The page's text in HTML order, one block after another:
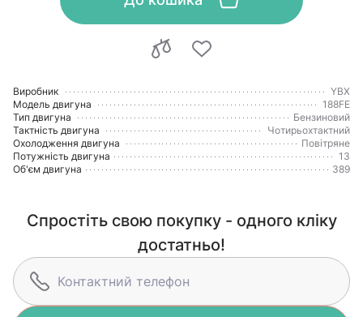
Виробник
YBX
Модель двигуна
188FE
Тип двигуна
Бензиновий
Тактність двигуна
Чотирьохтактний
Охолодження двигуна
Повітряне
Потужність двигуна
13
Об'єм двигуна
389
Спростіть свою покупку - одного кліку
достатньо!